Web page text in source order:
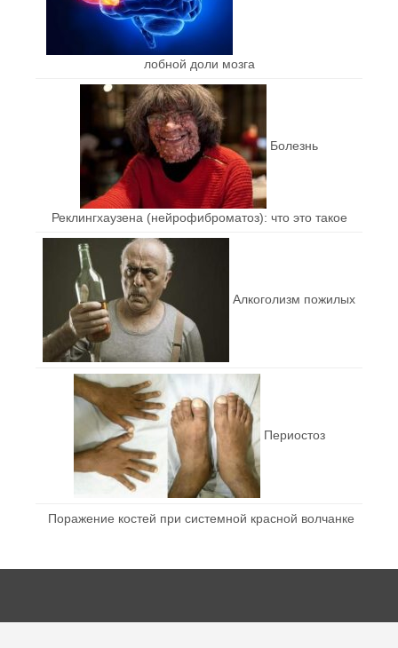
лобной доли мозга
Болезнь
Реклингхаузена (нейрофиброматоз): что это такое
Алкоголизм пожилых
Периостоз
Поражение костей при системной красной волчанке